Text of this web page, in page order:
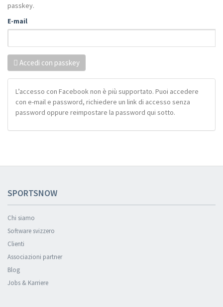
passkey.
E-mail
Accedi con passkey
L’accesso con Facebook non è più supportato. Puoi accedere
con e-mail e password, richiedere un link di accesso senza
password oppure reimpostare la password qui sotto.
SPORTSNOW
Chi siamo
Software svizzero
Clienti
Associazioni partner
Blog
Jobs & Karriere